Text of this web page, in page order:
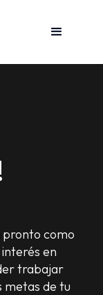
como
en
trabajar
metas de tu